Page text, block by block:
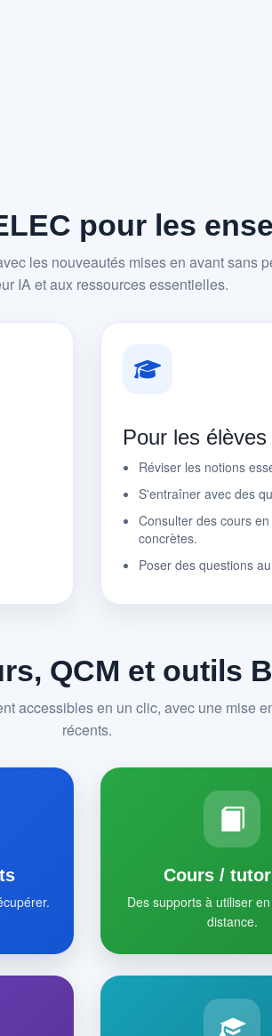
pour les
les nouveautés mises en avant sans
IA et aux ressources essentielles.
Pour les élèves
Réviser les notions
S'entraîner avec des
Consulter des cours
concrètes.
Poser des questions
QCM et outils
accessibles en un clic, avec une mise
récents.
Cours /
Des supports à utiliser
distance.